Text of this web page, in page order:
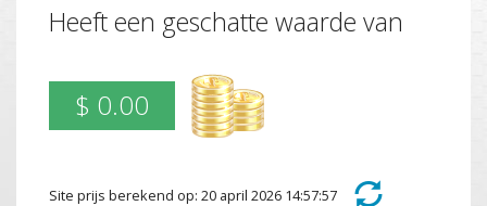
Heeft een geschatte waarde van
$ 0.00
Site prijs berekend op: 20 april 2026 14:57:57